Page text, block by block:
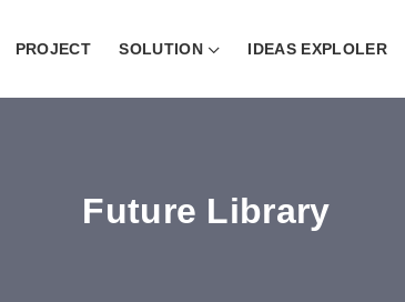
PROJECT SOLUTION IDEAS EXPLOLER
Future Library